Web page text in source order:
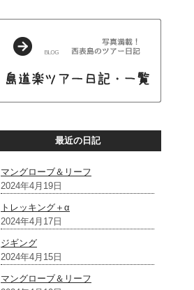
最近の日記
マングローブ＆リーフ
2024年4月19日
トレッキング＋α
2024年4月17日
ジギング
2024年4月15日
マングローブ＆リーフ